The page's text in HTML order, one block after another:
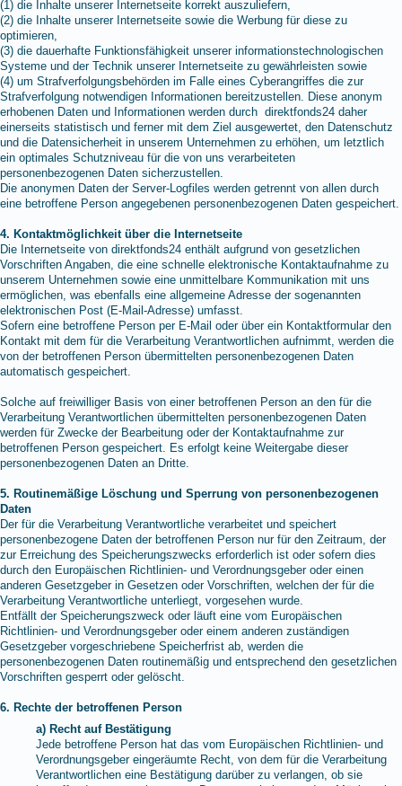
(1) die Inhalte unserer Internetseite korrekt auszuliefern,
(2) die Inhalte unserer Internetseite sowie die Werbung für diese zu
optimieren,
(3) die dauerhafte Funktionsfähigkeit unserer informationstechnologischen
Systeme und der Technik unserer Internetseite zu gewährleisten sowie
(4) um Strafverfolgungsbehörden im Falle eines Cyberangriffes die zur
Strafverfolgung notwendigen Informationen bereitzustellen. Diese anonym
erhobenen Daten und Informationen werden durch direktfonds24 daher
einerseits statistisch und ferner mit dem Ziel ausgewertet, den Datenschutz
und die Datensicherheit in unserem Unternehmen zu erhöhen, um letztlich
ein optimales Schutzniveau für die von uns verarbeiteten
personenbezogenen Daten sicherzustellen.
Die anonymen Daten der Server-Logfiles werden getrennt von allen durch
eine betroffene Person angegebenen personenbezogenen Daten gespeichert.
4. Kontaktmöglichkeit über die Internetseite
Die Internetseite von direktfonds24 enthält aufgrund von gesetzlichen
Vorschriften Angaben, die eine schnelle elektronische Kontaktaufnahme zu
unserem Unternehmen sowie eine unmittelbare Kommunikation mit uns
ermöglichen, was ebenfalls eine allgemeine Adresse der sogenannten
elektronischen Post (E-Mail-Adresse) umfasst.
Sofern eine betroffene Person per E-Mail oder über ein Kontaktformular den
Kontakt mit dem für die Verarbeitung Verantwortlichen aufnimmt, werden die
von der betroffenen Person übermittelten personenbezogenen Daten
automatisch gespeichert.
Solche auf freiwilliger Basis von einer betroffenen Person an den für die
Verarbeitung Verantwortlichen übermittelten personenbezogenen Daten
werden für Zwecke der Bearbeitung oder der Kontaktaufnahme zur
betroffenen Person gespeichert. Es erfolgt keine Weitergabe dieser
personenbezogenen Daten an Dritte.
5. Routinemäßige Löschung und Sperrung von personenbezogenen
Daten
Der für die Verarbeitung Verantwortliche verarbeitet und speichert
personenbezogene Daten der betroffenen Person nur für den Zeitraum, der
zur Erreichung des Speicherungszwecks erforderlich ist oder sofern dies
durch den Europäischen Richtlinien- und Verordnungsgeber oder einen
anderen Gesetzgeber in Gesetzen oder Vorschriften, welchen der für die
Verarbeitung Verantwortliche unterliegt, vorgesehen wurde.
Entfällt der Speicherungszweck oder läuft eine vom Europäischen
Richtlinien- und Verordnungsgeber oder einem anderen zuständigen
Gesetzgeber vorgeschriebene Speicherfrist ab, werden die
personenbezogenen Daten routinemäßig und entsprechend den gesetzlichen
Vorschriften gesperrt oder gelöscht.
6. Rechte der betroffenen Person
a) Recht auf Bestätigung
Jede betroffene Person hat das vom Europäischen Richtlinien- und
Verordnungsgeber eingeräumte Recht, von dem für die Verarbeitung
Verantwortlichen eine Bestätigung darüber zu verlangen, ob sie